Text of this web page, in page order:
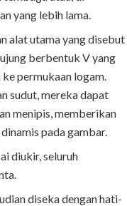
yang lebih lama.
alat utama yang disebut
berbentuk V yang
permukaan logam.
sudut, mereka dapat
menipis, memberikan
pada gambar.
diukir, seluruh
diseka dengan hati-